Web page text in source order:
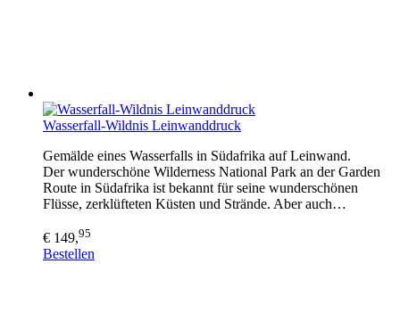
Wasserfall-Wildnis Leinwanddruck
Gemälde eines Wasserfalls in Südafrika auf Leinwand.
Der wunderschöne Wilderness National Park an der Garden
Route in Südafrika ist bekannt für seine wunderschönen
Flüsse, zerklüfteten Küsten und Strände. Aber auch…
€ 149,95
Bestellen